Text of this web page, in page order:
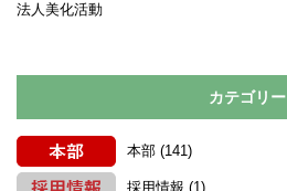
法人美化活動
カテゴリー
本部 (141)
採用情報 (1)